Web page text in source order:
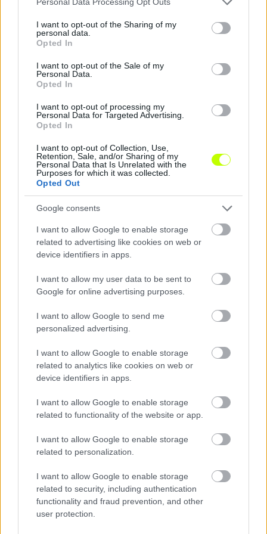
not limited to your visit or usage behaviour. You may click to
grant or deny consent to Google and its third-party tags to
use your data for below specified purposes in below Google
consent section.
I want to opt-out of the Sharing of my
personal data.
Opted In
I want to opt-out of the Sale of my
Personal Data.
Opted In
I want to opt-out of processing my
Personal Data for Targeted Advertising.
Opted In
I want to opt-out of Collection, Use,
Retention, Sale, and/or Sharing of my
Personal Data that Is Unrelated with the
Purposes for which it was collected.
Opted Out
Google consents
I want to allow Google to enable storage
related to advertising like cookies on web or
device identifiers in apps.
I want to allow my user data to be sent to
Google for online advertising purposes.
I want to allow Google to send me
personalized advertising.
I want to allow Google to enable storage
related to analytics like cookies on web or
device identifiers in apps.
I want to allow Google to enable storage
related to functionality of the website or app.
I want to allow Google to enable storage
related to personalization.
I want to allow Google to enable storage
related to security, including authentication
functionality and fraud prevention, and other
user protection.
Hosszabbított a Honvéd külföldre vágyó fiatal
tehetsége
Három évvel hosszabbított a Kispest-Honvéddal a mindössze 17
éves Kovács Erik, aki már 16 évesen bemutatkozott az első
csapatban.
Meglepetés a semmiből: a Liverpool kölcsönveszi a
Barca védőjét
Ronald Araújót egy évre szerzi meg a Pool a katalán gigásztól, s
opciós joga is lesz a klubnak a több poszton is bevethető uruguayi
játékosra.